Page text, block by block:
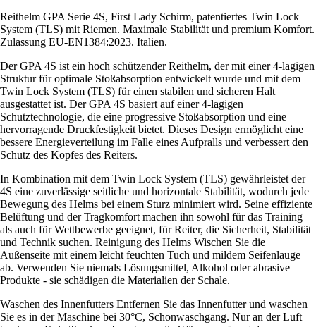
Reithelm GPA Serie 4S, First Lady Schirm, patentiertes Twin Lock
System (TLS) mit Riemen. Maximale Stabilität und premium Komfort.
Zulassung EU-EN1384:2023. Italien.
Der GPA 4S ist ein hoch schützender Reithelm, der mit einer 4-lagigen
Struktur für optimale Stoßabsorption entwickelt wurde und mit dem
Twin Lock System (TLS) für einen stabilen und sicheren Halt
ausgestattet ist. Der GPA 4S basiert auf einer 4-lagigen
Schutztechnologie, die eine progressive Stoßabsorption und eine
hervorragende Druckfestigkeit bietet. Dieses Design ermöglicht eine
bessere Energieverteilung im Falle eines Aufpralls und verbessert den
Schutz des Kopfes des Reiters.
In Kombination mit dem Twin Lock System (TLS) gewährleistet der
4S eine zuverlässige seitliche und horizontale Stabilität, wodurch jede
Bewegung des Helms bei einem Sturz minimiert wird. Seine effiziente
Belüftung und der Tragkomfort machen ihn sowohl für das Training
als auch für Wettbewerbe geeignet, für Reiter, die Sicherheit, Stabilität
und Technik suchen. Reinigung des Helms Wischen Sie die
Außenseite mit einem leicht feuchten Tuch und mildem Seifenlauge
ab. Verwenden Sie niemals Lösungsmittel, Alkohol oder abrasive
Produkte - sie schädigen die Materialien der Schale.
Waschen des Innenfutters Entfernen Sie das Innenfutter und waschen
Sie es in der Maschine bei 30°C, Schonwaschgang. Nur an der Luft